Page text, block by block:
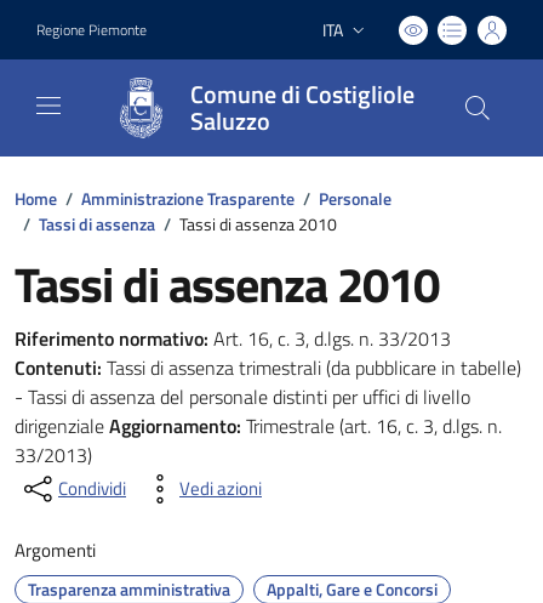
Regione Piemonte Lingua attiva:
ITA
Comune di Costigliole
Saluzzo
Home / Amministrazione Trasparente / Personale
/ Tassi di assenza / Tassi di assenza 2010
Tassi di assenza 2010
Riferimento normativo: Art. 16, c. 3, d.lgs. n. 33/2013
Contenuti: Tassi di assenza trimestrali (da pubblicare in tabelle)
- Tassi di assenza del personale distinti per uffici di livello
dirigenzialeAggiornamento: Trimestrale (art. 16, c. 3, d.lgs. n.
33/2013)
Condividi Vedi azioni
Argomenti
Trasparenza amministrativa Appalti, Gare e Concorsi